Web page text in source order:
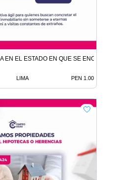
EN EL ESTADO EN QUE SE ENCUENTRE
LIMA PEN 1.00